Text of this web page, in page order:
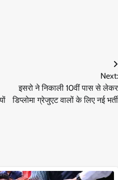
Next:
इसरो ने निकाली 10वीं पास से लेकर
डिप्लोमा ग्रेजुएट वालों के लिए नई भर्ती